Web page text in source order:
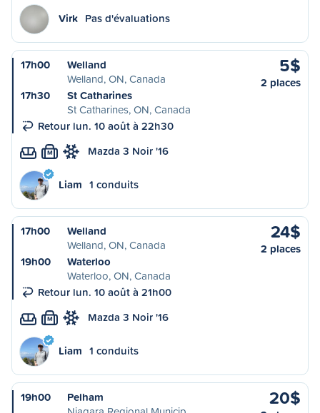
Virk Pas d'évaluations
17h00
Welland
Welland, ON, Canada
17h30
St Catharines
St Catharines, ON, Canada
Retour lun. 10 août à 22h30
5$
2 places
M Mazda 3 Noir '16
Liam 1 conduits
17h00
Welland
Welland, ON, Canada
19h00
Waterloo
Waterloo, ON, Canada
Retour lun. 10 août à 21h00
24$
2 places
M Mazda 3 Noir '16
Liam 1 conduits
19h00
Pelham
20$